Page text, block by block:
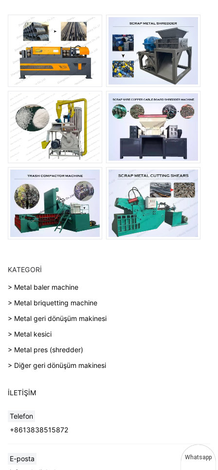
KATEGORI
> Metal baler machine
> Metal briquetting machine
> Metal geri dönüşüm makinesi
> Metal kesici
> Metal pres (shredder)
> Diğer geri dönüşüm makinesi
İLETIŞIM
Telefon
+8613838515872
E-posta
Whatsapp